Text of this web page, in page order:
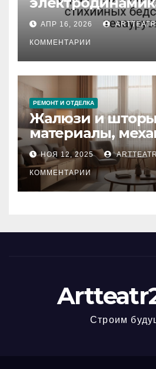
влияние анализа
стихийных
тезауруса
АПР 16, 2026
КОММЕНТАРИИ
РЕМОНТ И ОТДЕЛКА
Жалюзи и
материалы,
управления и
НОЯ 12, 2025
КОММЕНТАРИИ
Строим